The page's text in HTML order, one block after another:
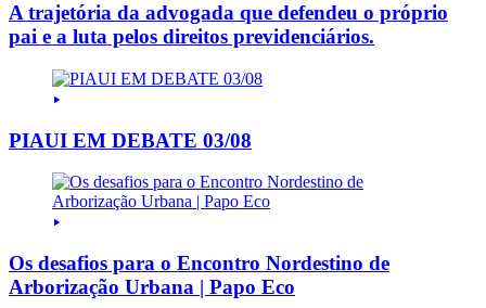
A trajetória da advogada que defendeu o próprio
pai e a luta pelos direitos previdenciários.
PIAUI EM DEBATE 03/08
Os desafios para o Encontro Nordestino de
Arborização Urbana | Papo Eco